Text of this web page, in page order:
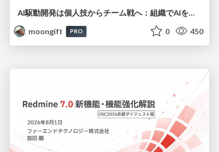
moongift
PRO 0 450